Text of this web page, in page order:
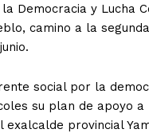
Democracia y Lucha
camino a la
social por la
su plan de apoyo a
exalcalde provincial